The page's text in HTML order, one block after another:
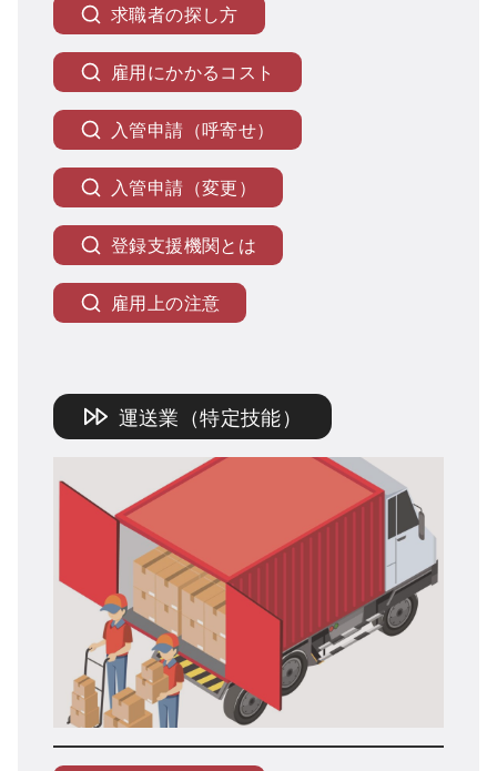
求職者の探し方
雇用にかかるコスト
入管申請（呼寄せ）
入管申請（変更）
登録支援機関とは
雇用上の注意
運送業（特定技能）